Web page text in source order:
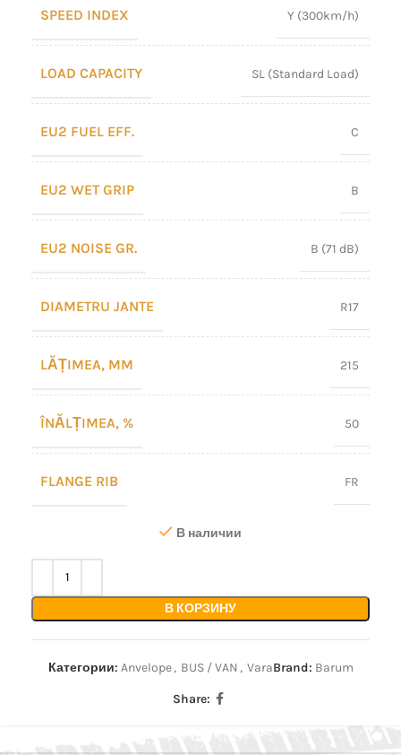
SPEED INDEX Y (300km/h)
LOAD CAPACITY SL (Standard Load)
EU2 FUEL EFF. C
EU2 WET GRIP B
EU2 NOISE GR. B (71 dB)
DIAMETRU JANTE R17
LĂȚIMEA, MM 215
ÎNĂLȚIMEA, % 50
FLANGE RIB FR
В наличии
В КОРЗИНУ
Категории: Anvelope , BUS / VAN , VaraBrand: Barum
Share: